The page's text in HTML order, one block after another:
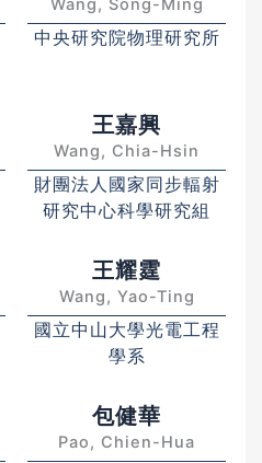
Wang, Song-Ming
中央研究院物理研究所
王嘉興
Wang, Chia-Hsin
財團法人國家同步輻射
研究中心科學研究組
王耀霆
Wang, Yao-Ting
國立中山大學光電工程
學系
包健華
Pao, Chien-Hua